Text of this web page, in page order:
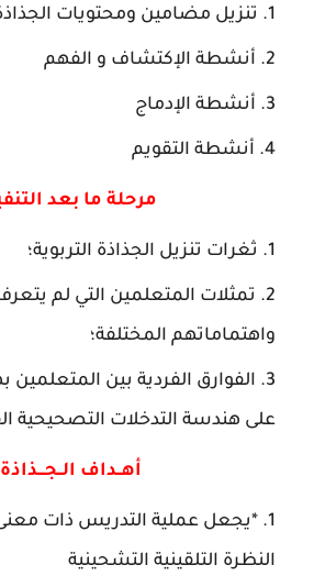
تنزيل مضامين ومحتويات
أنشطة الإكتشاف و الفهم
أنشطة الإدماج
أنشطة التقويم
مرحلة ما بعد
ثغرات تنزيل الجذاذة التربوية؛
تمثلات المتعلمين التي لم
واهتماماتهم المختلفة؛
الفوارق الفردية بين
على هندسة التدخلات التصحيحية
أهــداف
*يجعل عملية التدريس ذات
النظرة التلقينية التشحينية